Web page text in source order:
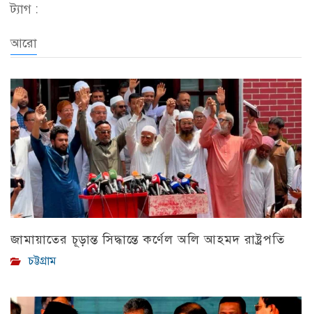
ট্যাগ :
আরো
জামায়াতের চূড়ান্ত সিদ্ধান্তে কর্ণেল অলি আহমদ রাষ্ট্রপতি
চট্টগ্রাম